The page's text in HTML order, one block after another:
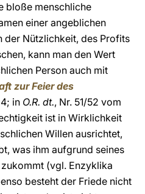
bloße menschliche
einer angeblichen
der Nützlichkeit, des Profits
kann man den Wert
Person auch mit
zur Feier des
in O.R. dt., Nr. 51/52 vom
ist in Wirklichkeit
Willen ausrichtet,
was ihm aufgrund seines
(vgl. Enzyklika
besteht der Friede nicht